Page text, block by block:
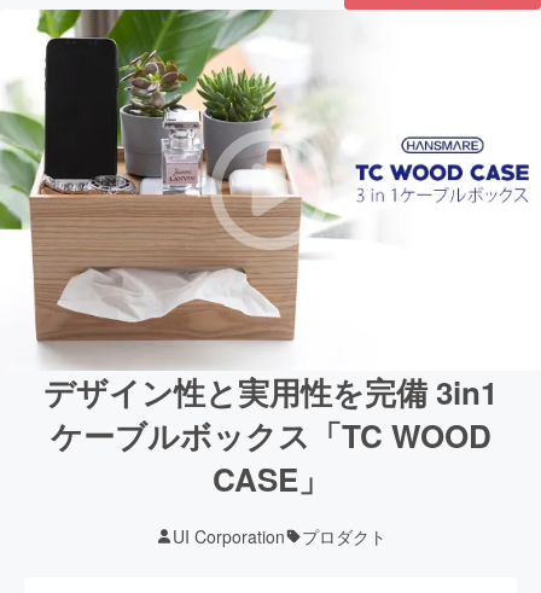
デザイン性と実用性を完備 3in1
ケーブルボックス「TC WOOD
CASE」
UI Corporation プロダクト